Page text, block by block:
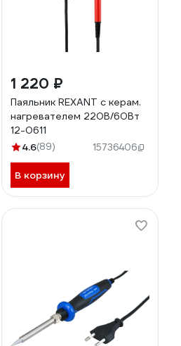
1 220 ₽
Паяльник REXANT с керам.
нагревателем 220В/60Вт
12-0611
4.6(89) 15736406
В корзину